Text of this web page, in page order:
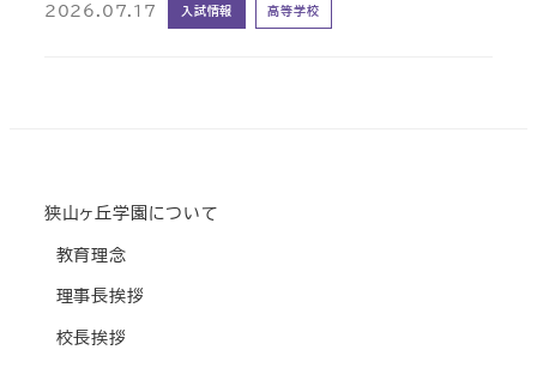
2026.07.17 入試情報 高等学校
狭山ヶ丘学園について
教育理念
理事長挨拶
校長挨拶